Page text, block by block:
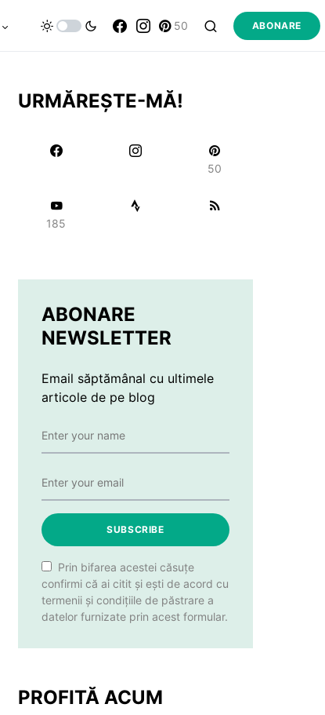
50 ABONARE
URMĂREȘTE-MĂ!
50
185
ABONARE
NEWSLETTER
Email săptămânal cu ultimele
articole de pe blog
SUBSCRIBE
Prin bifarea acestei căsuțe
confirmi că ai citit și ești de acord cu
termenii și condițiile de păstrare a
datelor furnizate prin acest formular.
PROFITĂ ACUM